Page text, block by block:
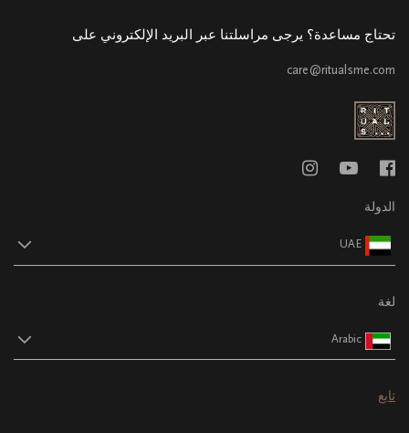
تحتاج مساعدة؟ يرجى مراسلتنا عبر البريد الإلكتروني على
care@ritualsme.com
الدولة
UAE
لغة
Arabic
تابع